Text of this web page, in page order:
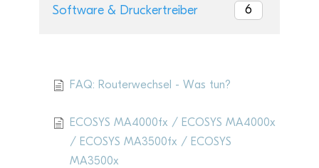
Software & Druckertreiber
6
FAQ: Routerwechsel - Was tun?
ECOSYS MA4000fx / ECOSYS MA4000x
/ ECOSYS MA3500fx / ECOSYS
MA3500x